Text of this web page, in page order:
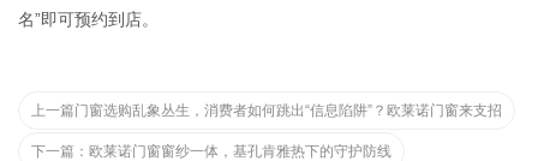
名”即可预约到店。
上一篇门窗选购乱象丛生，消费者如何跳出“信息陷阱”？欧莱诺门窗来支招
下一篇： 欧莱诺门窗窗纱一体，基孔肯雅热下的守护防线